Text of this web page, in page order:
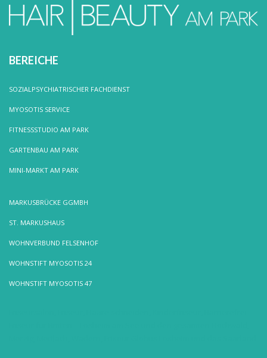
BEREICHE
SOZIALPSYCHIATRISCHER FACHDIENST
MYOSOTIS SERVICE
FITNESSSTUDIO AM PARK
GARTENBAU AM PARK
MINI-MARKT AM PARK
MARKUSBRÜCKE GGMBH
ST. MARKUSHAUS
WOHNVERBUND FELSENHOF
WOHNSTIFT MYOSOTIS 24
WOHNSTIFT MYOSOTIS 47